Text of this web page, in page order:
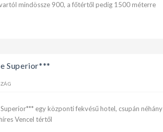
mindössze 900, a főtértől pedig 1500 méterre
Superior***
egy központi fekvésű hotel, csupán néhány
Vencel tértől